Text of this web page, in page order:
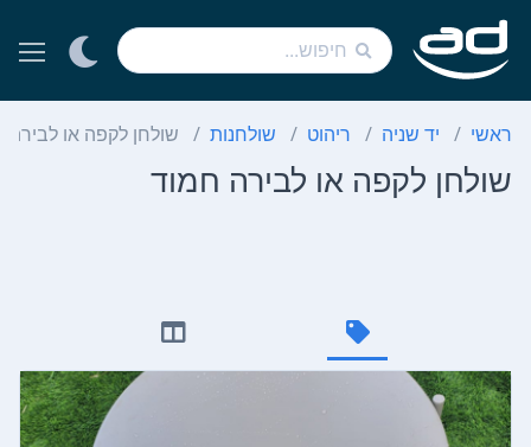
ראשי יד שניה ריהוט שולחנות שולחן לקפה או לבירה
שולחן לקפה או לבירה חמוד